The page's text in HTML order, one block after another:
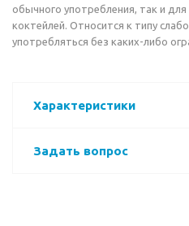
обычного употребления, так и
коктейлей. Относится к типу
употребляться без каких-либо
Характеристики
Задать вопрос